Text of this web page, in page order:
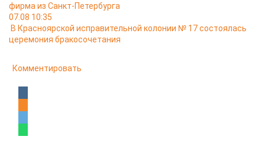
фирма из Санкт-Петербурга
07.08 10:35
В Красноярской исправительной колонии № 17 состоялась
церемония бракосочетания
Комментировать